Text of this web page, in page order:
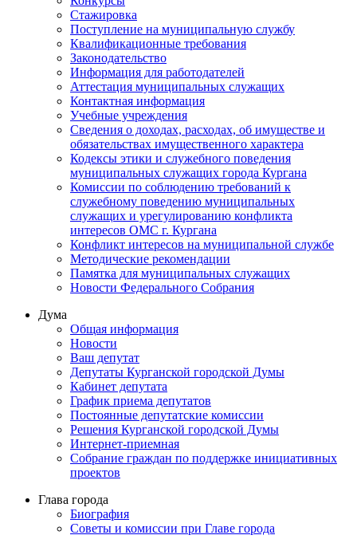
Стажировка
Поступление на муниципальную службу
Квалификационные требования
Законодательство
Информация для работодателей
Аттестация муниципальных служащих
Контактная информация
Учебные учреждения
Сведения о доходах, расходах, об имуществе и
обязательствах имущественного характера
Кодексы этики и служебного поведения
муниципальных служащих города Кургана
Комиссии по соблюдению требований к
служебному поведению муниципальных
служащих и урегулированию конфликта
интересов ОМС г. Кургана
Конфликт интересов на муниципальной службе
Методические рекомендации
Памятка для муниципальных служащих
Новости Федерального Cобрания
Дума
Общая информация
Новости
Ваш депутат
Депутаты Курганской городской Думы
Кабинет депутата
График приема депутатов
Постоянные депутатские комиссии
Решения Курганской городской Думы
Интернет-приемная
Собрание граждан по поддержке инициативных
проектов
Глава города
Биография
Советы и комиссии при Главе города